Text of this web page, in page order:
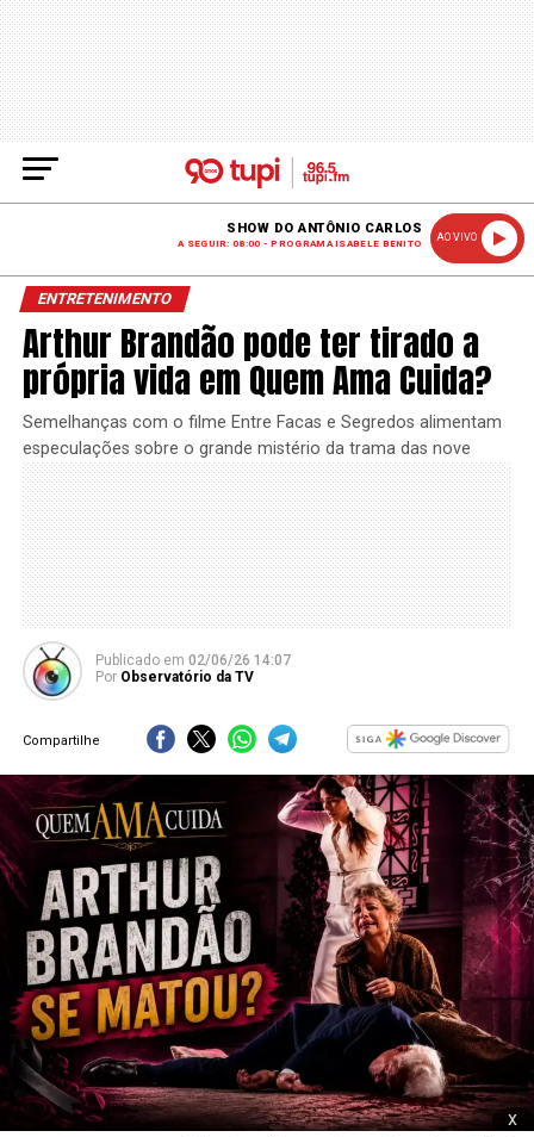
SHOW DO ANTÔNIO CARLOS
A SEGUIR: 08:00 - PROGRAMA ISABELE BENITO
AO VIVO
ENTRETENIMENTO
Arthur Brandão pode ter tirado a
própria vida em Quem Ama Cuida?
Semelhanças com o filme Entre Facas e Segredos alimentam
especulações sobre o grande mistério da trama das nove
Publicado em 02/06/26 14:07
Por Observatório da TV
Compartilhe
x